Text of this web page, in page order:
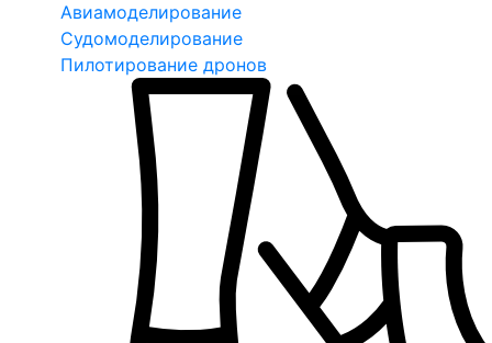
Авиамоделирование
Судомоделирование
Пилотирование дронов